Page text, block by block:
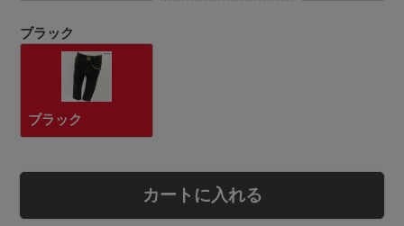
ブラック
ブラック
カートに入れる